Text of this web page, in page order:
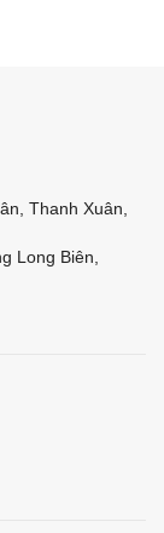
Thanh Xuân,
Long Biên,